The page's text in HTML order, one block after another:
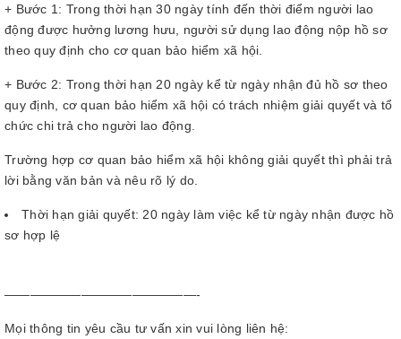
+ Bước 1: Trong thời hạn 30 ngày tính đến thời điểm người lao
động được hưởng lương hưu, người sử dụng lao động nộp hồ sơ
theo quy định cho cơ quan bảo hiểm xã hội.
+ Bước 2: Trong thời hạn 20 ngày kể từ ngày nhận đủ hồ sơ theo
quy định, cơ quan bảo hiểm xã hội có trách nhiệm giải quyết và tổ
chức chi trả cho người lao động.
Trường hợp cơ quan bảo hiểm xã hội không giải quyết thì phải trả
lời bằng văn bản và nêu rõ lý do.
Thời hạn giải quyết: 20 ngày làm việc kể từ ngày nhận được hồ
sơ hợp lệ
———————————————-
Mọi thông tin yêu cầu tư vấn xin vui lòng liên hệ: